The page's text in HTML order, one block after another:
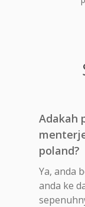
Adakah
poland?
Ya, anda
anda ke